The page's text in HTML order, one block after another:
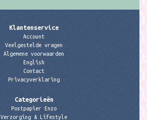
Klantenservice
Account
Veelgestelde vragen
Algemene voorwaarden
English
Contact
Privacyverklaring
Categorieën
Postpapier Enzo
Verzorging & Lifestyle